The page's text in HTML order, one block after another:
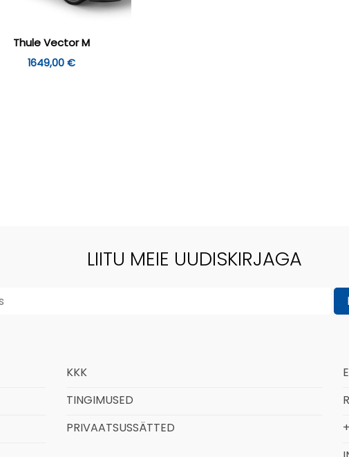
Thule Vector M
1649,00€
LIITU MEIE UUDISKIRJAGA
KKK
TINGIMUSED
PRIVAATSUSSÄTTED